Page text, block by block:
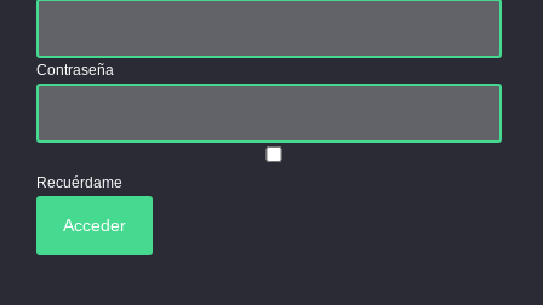
Contraseña
Recuérdame